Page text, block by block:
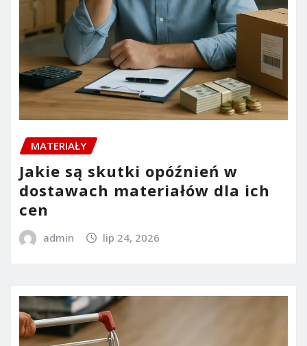
MATERIAŁY
Jakie są skutki opóźnień w
dostawach materiałów dla ich
cen
admin lip 24, 2026